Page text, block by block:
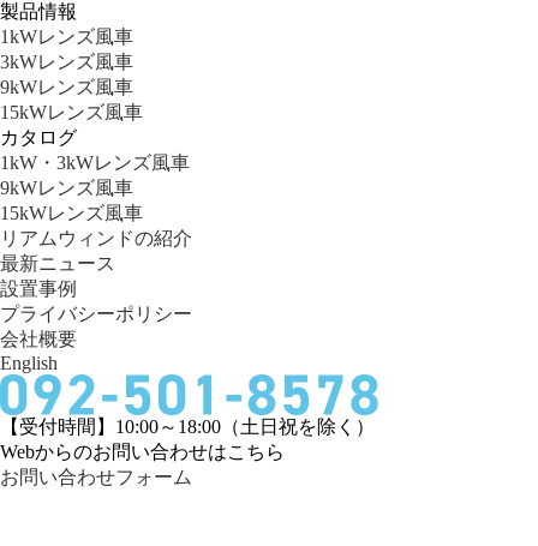
製品情報
1kWレンズ風車
3kWレンズ風車
9kWレンズ風車
15kWレンズ風車
カタログ
1kW・3kWレンズ風車
9kWレンズ風車
15kWレンズ風車
リアムウィンドの紹介
最新ニュース
設置事例
プライバシーポリシー
会社概要
English
【受付時間】10:00～18:00（土日祝を除く）
Webからのお問い合わせはこちら
お問い合わせフォーム